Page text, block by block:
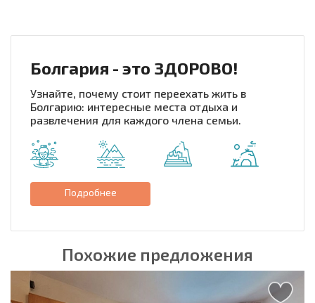
Болгария - это ЗДОРОВО!
Узнайте, почему стоит переехать жить в
Болгарию: интересные места отдыха и
развлечения для каждого члена семьи.
Подробнее
Похожие предложения